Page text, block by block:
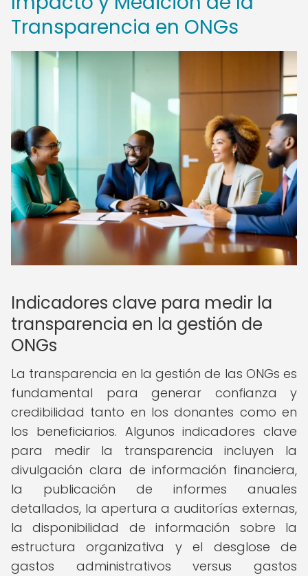
Transparencia en ONGs
Indicadores clave para medir la
transparencia en la gestión de
ONGs
La transparencia en la gestión de las ONGs es
fundamental para generar confianza y
credibilidad tanto en los donantes como en
los beneficiarios. Algunos indicadores clave
para medir la transparencia incluyen la
divulgación clara de información financiera,
la publicación de informes anuales
detallados, la apertura a auditorías externas,
la disponibilidad de información sobre la
estructura organizativa y el desglose de
gastos administrativos versus gastos